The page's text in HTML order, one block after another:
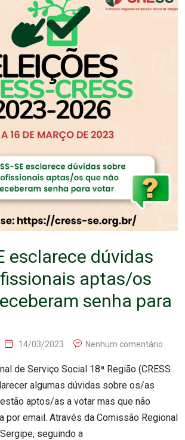
esclarece dúvidas
aptas/os
senha para
14/03/2023 Nenhum comentário
de Serviço Social 18ª Região (CRESS
algumas dúvidas sobre os/as
aptos/as a votar mas que não
por email. Através da Comissão Regional
seguindo a